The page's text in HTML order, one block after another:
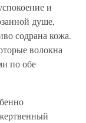
и
душе,
содрана кожа.
волокна
по обе